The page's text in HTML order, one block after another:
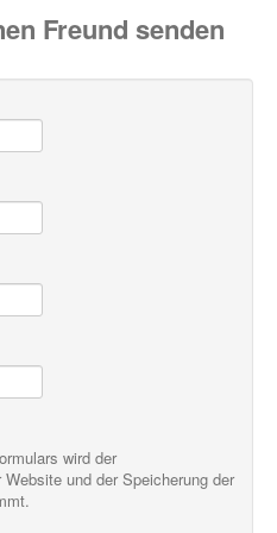
Freund senden
wird der
und der Speicherung der